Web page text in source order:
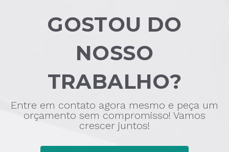
GOSTOU DO
NOSSO
TRABALHO?
Entre em contato agora mesmo e peça um
orçamento sem compromisso! Vamos
crescer juntos!